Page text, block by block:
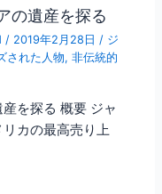
の遺産を探る
/ 2019年2月28日/ ジ
された人物,非伝統的
を探る 概要 ジャ
カの最高売り上